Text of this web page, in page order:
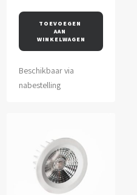
TOEVOEGEN
AAN
WINKELWAGEN
Beschikbaar via
nabestelling